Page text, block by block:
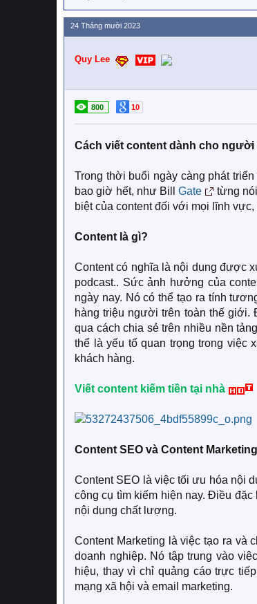
24 Tháng mười 2023
Quy Lee
800 10
Cách viết content dành cho người
Trong thời buổi ngày càng phát
bao giờ hết, như BillGate
từng
biệt của content đối với mọi lĩnh
Content là gì?
Content có nghĩa là nội dung được
podcast.. Sức ảnh hưởng của
ngày nay. Nó có thể tạo ra tính
hàng triệu người trên toàn thế giới.
qua cách chia sẻ trên nhiều nền
thể là yếu tố quan trọng trong việc
khách hàng.
Viết content kiếm tiền tại nhà
Content SEO và Content
Content SEO là việc tối ưu hóa nội
công cụ tìm kiếm hiện nay. Điều
nội dung chất lượng.
Content Marketing là việc tạo ra và
doanh nghiệp. Nó tập trung vào
hiệu, thay vì chỉ quảng cáo trực
mạng xã hội và email marketing.